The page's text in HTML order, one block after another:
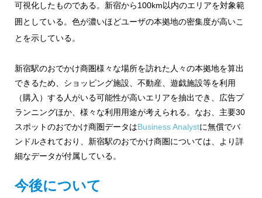
可視化したものである。新宿から100km以内のエリアを対象範
囲としている。色が濃いほどユーザの本拠地の密集度が高いこ
とを示している。
新宿駅のおでかけ商圏様々な場所を訪れた人々の本拠地を算出
できるため、ショッピング施設、不動産、遊戯施設等を利用
（購入）する人がいる可能性が高いエリアを抽出でき、広告プ
ランニングほか、様々な利用用途が考えられる。なお、主要30
スポットのおでかけ商圏データはBusiness Analystに無償でバ
ンドルされており、新宿駅のおでかけ商圏については、より詳
細なデータが付属している。
今後について